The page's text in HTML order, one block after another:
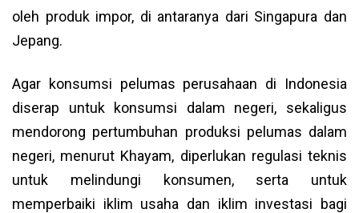
oleh produk impor, di antaranya dari Singapura dan
Jepang.
Agar konsumsi pelumas perusahaan di Indonesia
diserap untuk konsumsi dalam negeri, sekaligus
mendorong pertumbuhan produksi pelumas dalam
negeri, menurut Khayam, diperlukan regulasi teknis
untuk melindungi konsumen, serta untuk
memperbaiki iklim usaha dan iklim investasi bagi